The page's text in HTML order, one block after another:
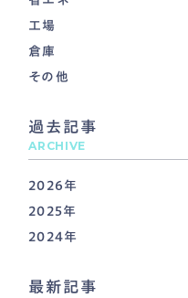
工場
倉庫
その他
過去記事
ARCHIVE
2026年
2025年
2024年
最新記事